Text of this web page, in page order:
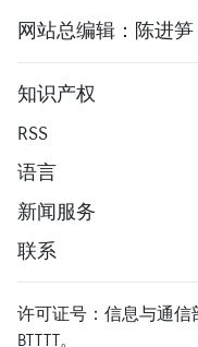
网站总编辑：陈进笋
知识产权
RSS
语言
新闻服务
联系
许可证号：信息与通信
BTTTT。